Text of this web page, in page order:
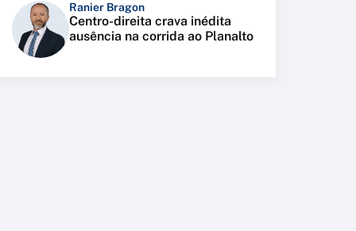
Ranier Bragon
Centro-direita crava inédita
ausência na corrida ao Planalto